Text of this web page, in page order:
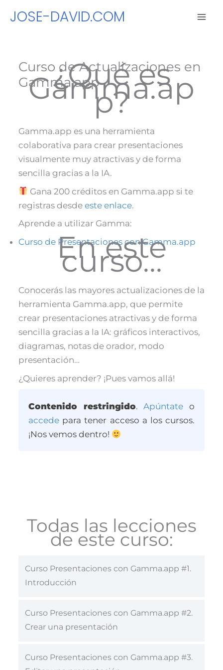
JOSE-DAVID.COM
Curso de Actualizaciones en
Gamma.app
¿Qué es
Gamma.ap
p?
Gamma.app es una herramienta
colaborativa para crear presentaciones
visualmente muy atractivas y de forma
sencilla gracias a la IA.
Gana 200 créditos en Gamma.app si te
registras desde este enlace.
Aprende a utilizar Gamma:
Curso de Presentaciones con Gamma.app
En este
curso…
Conocerás las mayores actualizaciones de la
herramienta Gamma.app, que permite
crear presentaciones atractivas y de forma
sencilla gracias a la IA: gráficos interactivos,
diagramas, notas de orador, modo
presentación…
¿Quieres aprender? ¡Pues vamos allá!
Contenido restringido.Apúntate o
accede para tener acceso a los cursos.
¡Nos vemos dentro!
Todas las lecciones
de este curso:
Curso Presentaciones con Gamma.app #1.
Introducción
Curso Presentaciones con Gamma.app #2.
Crear una presentación
Curso Presentaciones con Gamma.app #3.